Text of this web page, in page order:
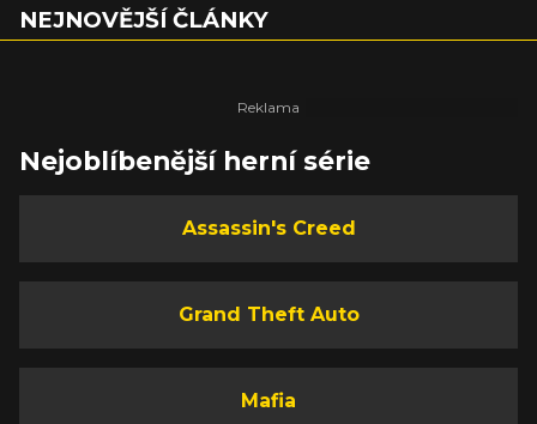
NEJNOVĚJŠÍ ČLÁNKY
Nejoblíbenější herní série
Assassin's Creed
Grand Theft Auto
Mafia